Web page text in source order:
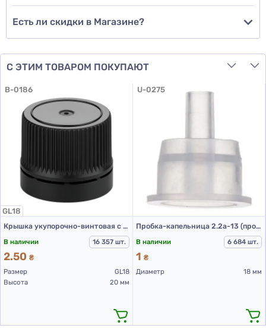
Есть ли скидки в Магазине?
С ЭТИМ ТОВАРОМ ПОКУПАЮТ
B-0186
GL18
Крышка укупорочно-винтовая с контролем первого вскрытия тип 1.4к черная
В наличии
16 357 шт.
2.50 ₴
Размер
GL18
Высота
20 мм
U-0275
Пробка-капельница 2.2а-13 (прозрачный)
В наличии
6 684 шт.
1 ₴
Диаметр
18 мм